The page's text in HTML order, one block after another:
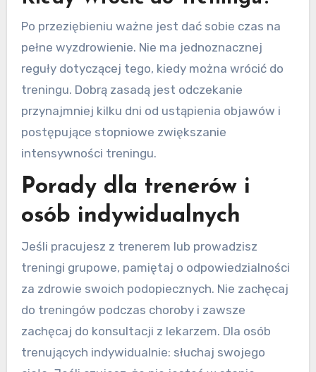
Po przeziębieniu ważne jest dać sobie czas na
pełne wyzdrowienie. Nie ma jednoznacznej
reguły dotyczącej tego, kiedy można wrócić do
treningu. Dobrą zasadą jest odczekanie
przynajmniej kilku dni od ustąpienia objawów i
postępujące stopniowe zwiększanie
intensywności treningu.
Porady dla trenerów i
osób indywidualnych
Jeśli pracujesz z trenerem lub prowadzisz
treningi grupowe, pamiętaj o odpowiedzialności
za zdrowie swoich podopiecznych. Nie zachęcaj
do treningów podczas choroby i zawsze
zachęcaj do konsultacji z lekarzem. Dla osób
trenujących indywidualnie: słuchaj swojego